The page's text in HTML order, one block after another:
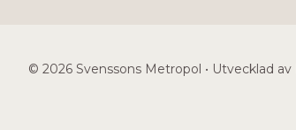
© 2026 Svenssons Metropol • Utvecklad av